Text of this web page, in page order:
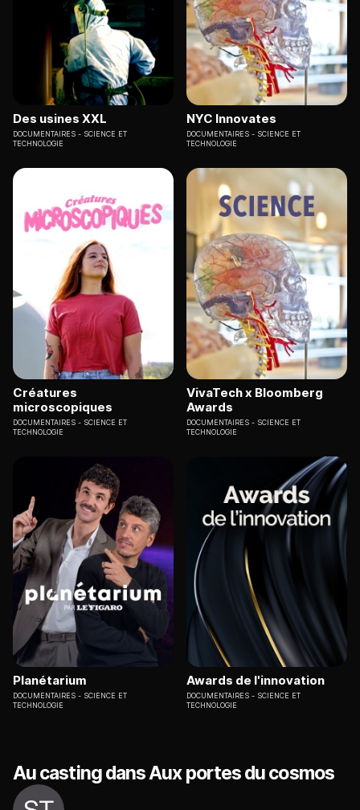
Des usines XXL
DOCUMENTAIRES
SCIENCE ET
TECHNOLOGIE
NYC Innovates
DOCUMENTAIRES
SCIENCE ET
TECHNOLOGIE
Créatures
microscopiques
DOCUMENTAIRES
SCIENCE ET
TECHNOLOGIE
VivaTech x Bloomberg
Awards
DOCUMENTAIRES
SCIENCE ET
TECHNOLOGIE
Planétarium
DOCUMENTAIRES
SCIENCE ET
TECHNOLOGIE
Awards de l'innovation
DOCUMENTAIRES
SCIENCE ET
TECHNOLOGIE
Au casting dans Aux portes du cosmos